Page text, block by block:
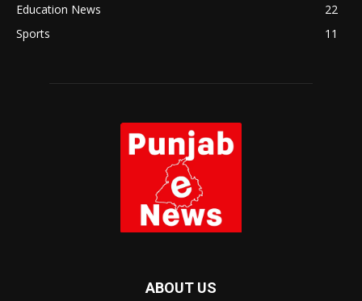
Education News
22
Sports
11
ABOUT US